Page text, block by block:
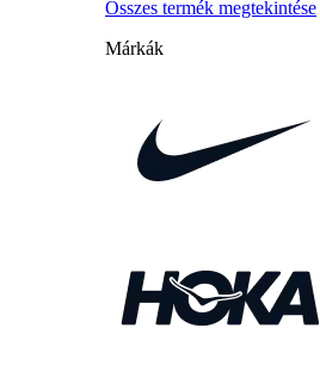
Összes termék megtekintése
Márkák